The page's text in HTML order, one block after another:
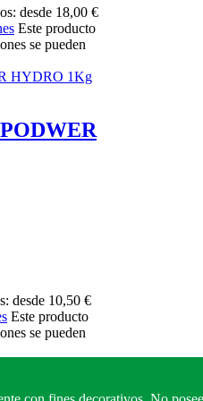
desde 18,00 €
Este producto
se pueden
desde 10,50 €
Este producto
se pueden